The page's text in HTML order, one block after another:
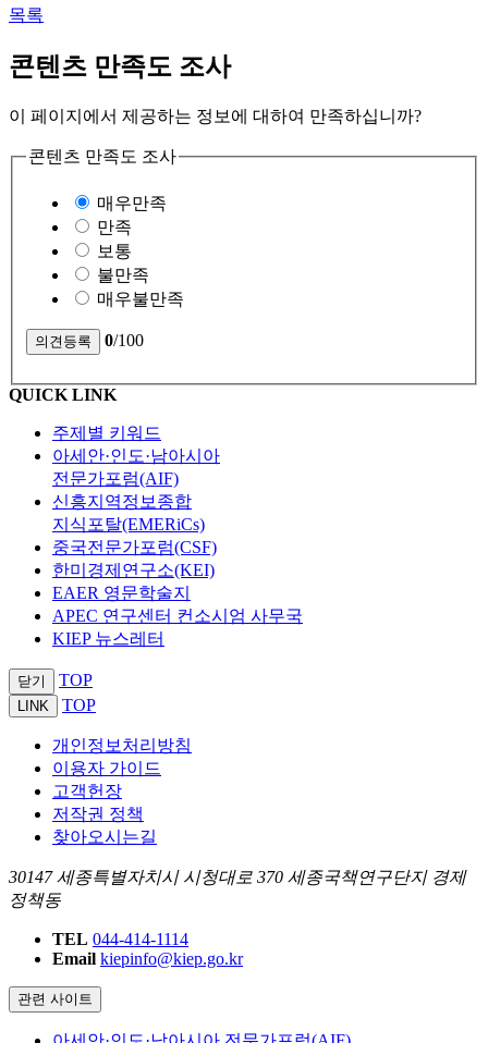
목록
콘텐츠 만족도 조사
이 페이지에서 제공하는 정보에 대하여 만족하십니까?
콘텐츠 만족도 조사
매우만족
만족
보통
불만족
매우불만족
0/100
QUICK LINK
주제별 키워드
아세안·인도·남아시아
전문가포럼(AIF)
신흥지역정보종합
지식포탈(EMERiCs)
중국전문가포럼(CSF)
한미경제연구소(KEI)
EAER 영문학술지
APEC 연구센터 컨소시엄 사무국
KIEP 뉴스레터
닫기 TOP
LINK TOP
개인정보처리방침
이용자 가이드
고객헌장
저작권 정책
찾아오시는길
30147 세종특별자치시 시청대로 370 세종국책연구단지 경제
정책동
TEL 044-414-1114
Email kiepinfo@kiep.go.kr
관련 사이트